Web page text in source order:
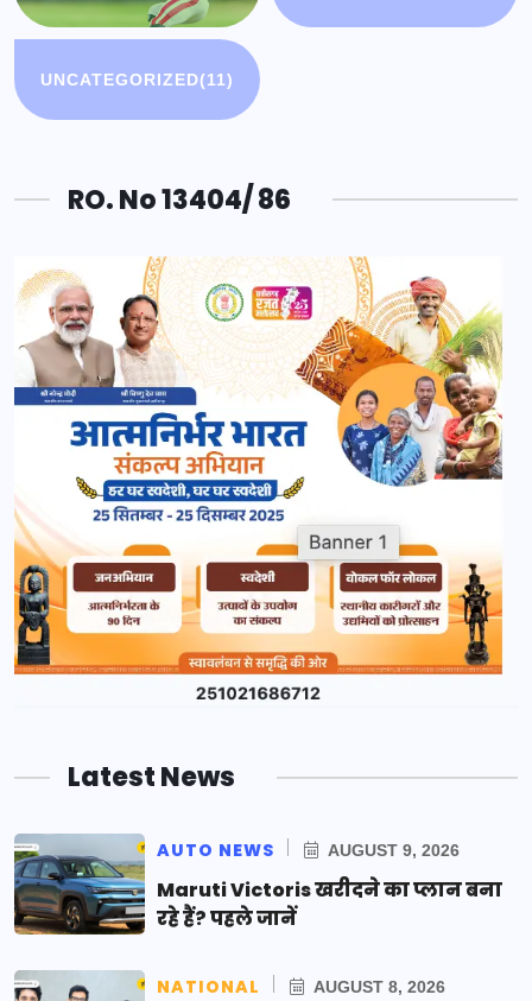
UNCATEGORIZED(11)
RO. No 13404/ 86
Latest News
AUTO NEWS AUGUST 9, 2026
Maruti Victoris खरीदने का प्लान बना
रहे हैं? पहले जानें
NATIONAL AUGUST 8, 2026